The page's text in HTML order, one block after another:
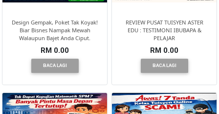
Design Gempak, Poket Tak Koyak!
Biar Bisnes Nampak Mewah
Walaupun Bajet Anda Ciput.
RM 0.00
BACA LAGI
REVIEW PUSAT TUISYEN ASTER
EDU : TESTIMONI IBUBAPA &
PELAJAR
RM 0.00
BACA LAGI
LUMPUR(16)